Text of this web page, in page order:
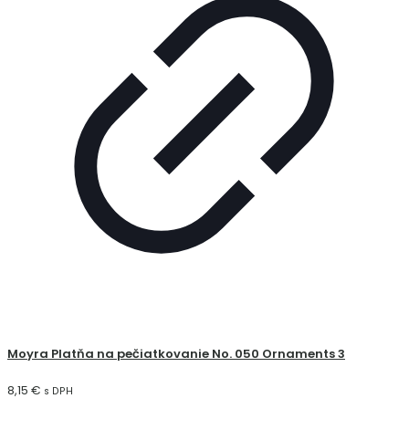
Moyra Platňa na pečiatkovanie No. 050 Ornaments 3
8,15 € s DPH